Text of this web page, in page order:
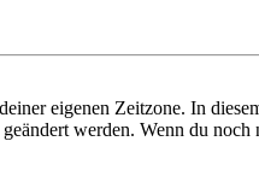
eigenen Zeitzone. In
werden. Wenn du